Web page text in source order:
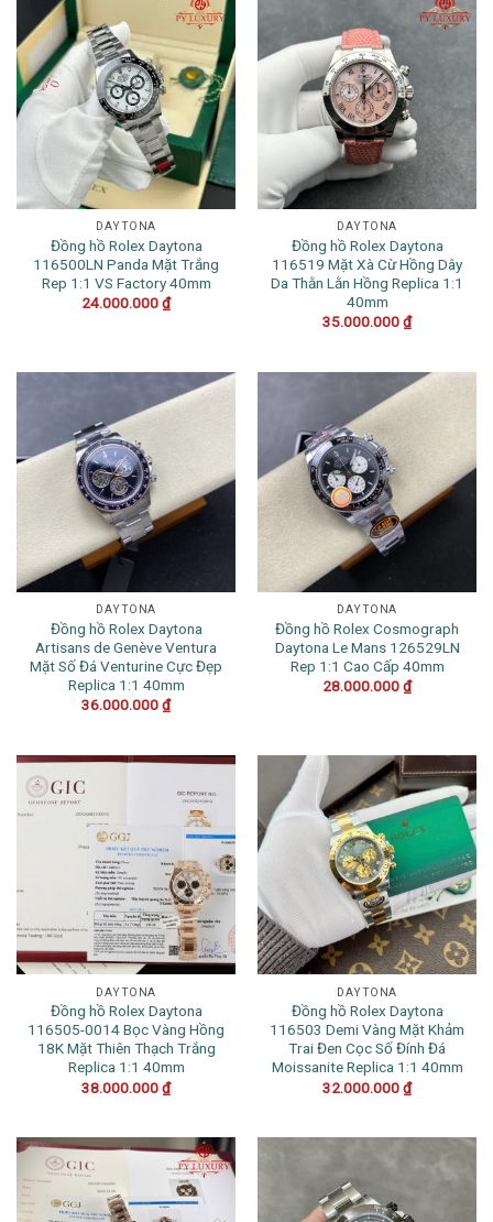
DAYTONA
Đồng hồ Rolex Daytona
116500LN Panda Mặt Trắng
Rep 1:1 VS Factory 40mm
24.000.000₫
DAYTONA
Đồng hồ Rolex Daytona
116519 Mặt Xà Cừ Hồng Dây
Da Thằn Lằn Hồng Replica 1:1
40mm
35.000.000₫
DAYTONA
Đồng hồ Rolex Daytona
Artisans de Genève Ventura
Mặt Số Đá Venturine Cực Đẹp
Replica 1:1 40mm
36.000.000₫
DAYTONA
Đồng hồ Rolex Cosmograph
Daytona Le Mans 126529LN
Rep 1:1 Cao Cấp 40mm
28.000.000₫
DAYTONA
Đồng hồ Rolex Daytona
116505-0014 Bọc Vàng Hồng
18K Mặt Thiên Thạch Trắng
Replica 1:1 40mm
38.000.000₫
DAYTONA
Đồng hồ Rolex Daytona
116503 Demi Vàng Mặt Khảm
Trai Đen Cọc Số Đính Đá
Moissanite Replica 1:1 40mm
32.000.000₫